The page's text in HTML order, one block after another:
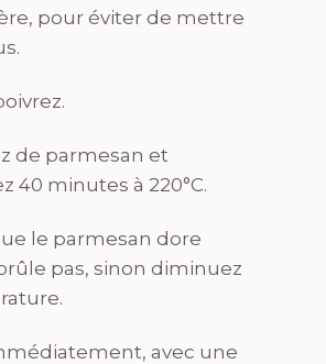
pour éviter de mettre
de parmesan et
40 minutes à 220°C.
le parmesan dore
pas, sinon diminuez
avec une